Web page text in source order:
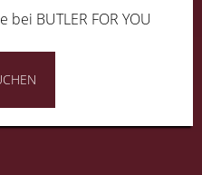
BUTLER FOR YOU